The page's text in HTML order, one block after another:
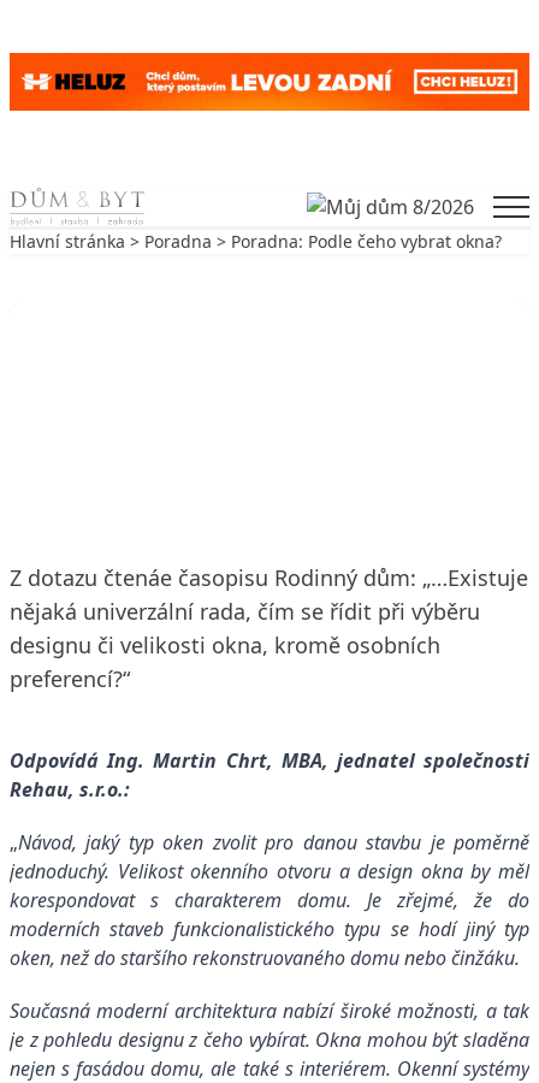
Skip to content
Hlavní stránka > Poradna > Poradna: Podle čeho vybrat okna?
Z dotazu čtenáe časopisu Rodinný dům: „…Existuje
nějaká univerzální rada, čím se řídit při výběru
designu či velikosti okna, kromě osobních
preferencí?“
Odpovídá Ing. Martin Chrt, MBA, jednatel společnosti
Rehau, s.r.o.:
„Návod, jaký typ oken zvolit pro danou stavbu je poměrně
jednoduchý. Velikost okenního otvoru a design okna by měl
korespondovat s charakterem domu. Je zřejmé, že do
moderních staveb funkcionalistického typu se hodí jiný typ
oken, než do staršího rekonstruovaného domu nebo činžáku.
Současná moderní architektura nabízí široké možnosti, a tak
je z pohledu designu z čeho vybírat. Okna mohou být sladěna
nejen s fasádou domu, ale také s interiérem. Okenní systémy